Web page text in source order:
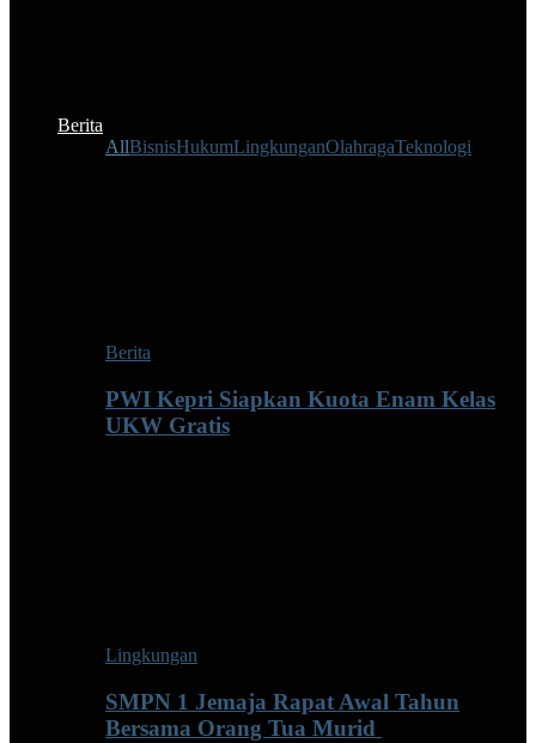
Berita
AllBisnisHukumLingkunganOlahragaTeknologi
Berita
PWI Kepri Siapkan Kuota Enam Kelas
UKW Gratis
Lingkungan
SMPN 1 Jemaja Rapat Awal Tahun
Bersama Orang Tua Murid ‎